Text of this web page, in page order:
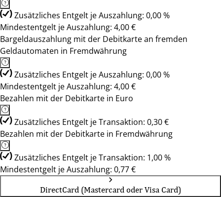
Zusätzliches Entgelt je Auszahlung: 0,00 %
Mindestentgelt je Auszahlung: 4,00 €
Bargeldauszahlung mit der Debitkarte an fremden
Geldautomaten in Fremdwährung
Zusätzliches Entgelt je Auszahlung: 0,00 %
Mindestentgelt je Auszahlung: 4,00 €
Bezahlen mit der Debitkarte in Euro
Zusätzliches Entgelt je Transaktion: 0,30 €
Bezahlen mit der Debitkarte in Fremdwährung
Zusätzliches Entgelt je Transaktion: 1,00 %
Mindestentgelt je Auszahlung: 0,77 €
DirectCard (Mastercard oder Visa Card)